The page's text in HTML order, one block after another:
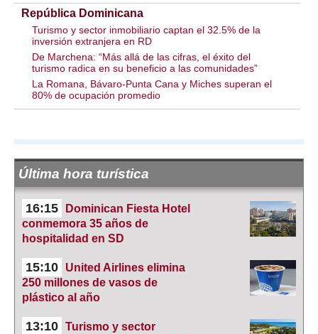
República Dominicana
Turismo y sector inmobiliario captan el 32.5% de la
inversión extranjera en RD
De Marchena: “Más allá de las cifras, el éxito del
turismo radica en su beneficio a las comunidades”
La Romana, Bávaro-Punta Cana y Miches superan el
80% de ocupación promedio
Última hora turística
16:15
Dominican Fiesta Hotel
conmemora 35 años de
hospitalidad en SD
15:10
United Airlines elimina
250 millones de vasos de
plástico al año
13:10 Turismo y sector